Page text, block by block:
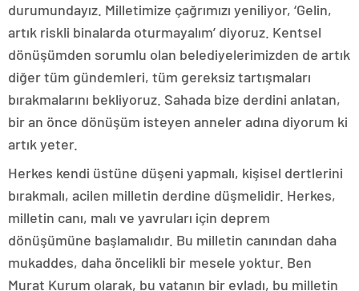
durumundayız. Milletimize çağrımızı yeniliyor, ‘Gelin,
artık riskli binalarda oturmayalım’ diyoruz. Kentsel
dönüşümden sorumlu olan belediyelerimizden de artık
diğer tüm gündemleri, tüm gereksiz tartışmaları
bırakmalarını bekliyoruz. Sahada bize derdini anlatan,
bir an önce dönüşüm isteyen anneler adına diyorum ki
artık yeter.
Herkes kendi üstüne düşeni yapmalı, kişisel dertlerini
bırakmalı, acilen milletin derdine düşmelidir. Herkes,
milletin canı, malı ve yavruları için deprem
dönüşümüne başlamalıdır. Bu milletin canından daha
mukaddes, daha öncelikli bir mesele yoktur. Ben
Murat Kurum olarak, bu vatanın bir evladı, bu milletin